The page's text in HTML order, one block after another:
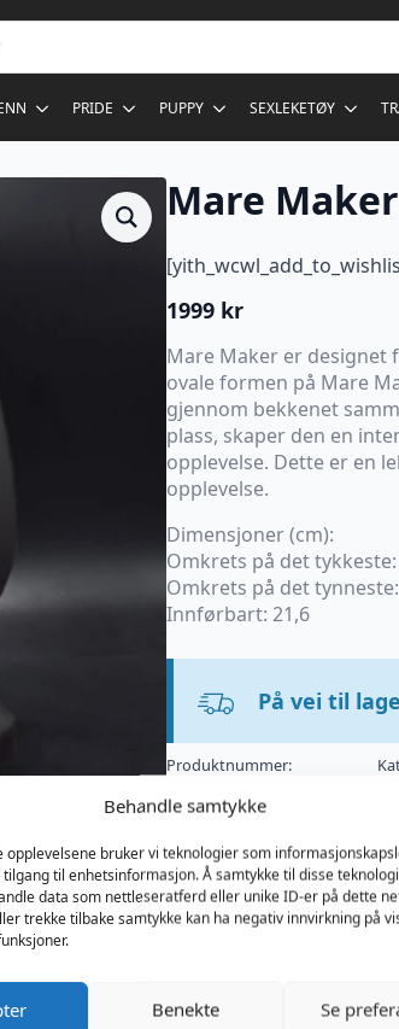
Behandle samtykke
opplevelsene bruker vi teknologier som
til enhetsinformasjon. Å samtykke til disse
data som nettleseratferd eller unike ID-er på dette
trekke tilbake samtykke kan ha negativ innvirkning på
Benekte Se
PRIDE PUPPY SEXLEKETØY
Mare
1999 kr
Mare Maker er designet
ovale formen på Mare
gjennom bekkenet
plass, skaper den en
opplevelse. Dette er en
opplevelse.
Dimensjoner (cm):
Omkrets på det tykkeste:
Omkrets på det
Innførbart: 21,6
På vei til
Produktnummer: